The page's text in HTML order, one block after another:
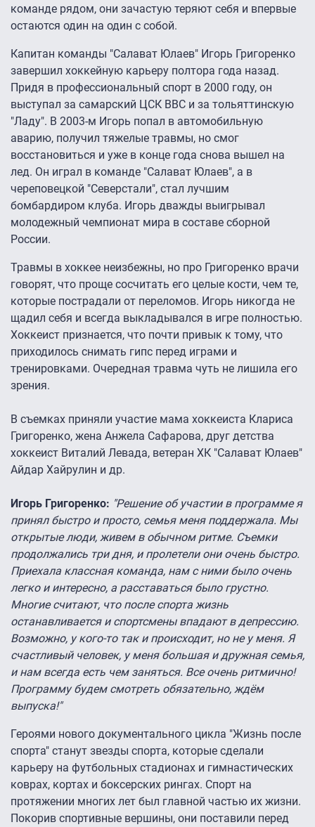
команде рядом, они зачастую теряют себя и впервые
остаются один на один с собой.
Капитан команды "Салават Юлаев" Игорь Григоренко
завершил хоккейную карьеру полтора года назад.
Придя в профессиональный спорт в 2000 году, он
выступал за самарский ЦСК ВВС и за тольяттинскую
"Ладу". В 2003-м Игорь попал в автомобильную
аварию, получил тяжелые травмы, но смог
восстановиться и уже в конце года снова вышел на
лед. Он играл в команде "Салават Юлаев", а в
череповецкой "Северстали", стал лучшим
бомбардиром клуба. Игорь дважды выигрывал
молодежный чемпионат мира в составе сборной
России.
Травмы в хоккее неизбежны, но про Григоренко врачи
говорят, что проще сосчитать его целые кости, чем те,
которые пострадали от переломов. Игорь никогда не
щадил себя и всегда выкладывался в игре полностью.
Хоккеист признается, что почти привык к тому, что
приходилось снимать гипс перед играми и
тренировками. Очередная травма чуть не лишила его
зрения.
В съемках приняли участие мама хоккеиста Клариса
Григоренко, жена Анжела Сафарова, друг детства
хоккеист Виталий Левада, ветеран ХК "Салават Юлаев"
Айдар Хайрулин и др.
Игорь Григоренко: "Решение об участии в программе я
принял быстро и просто, семья меня поддержала. Мы
открытые люди, живем в обычном ритме. Съемки
продолжались три дня, и пролетели они очень быстро.
Приехала классная команда, нам с ними было очень
легко и интересно, а расставаться было грустно.
Многие считают, что после спорта жизнь
останавливается и спортсмены впадают в депрессию.
Возможно, у кого-то так и происходит, но не у меня. Я
счастливый человек, у меня большая и дружная семья,
и нам всегда есть чем заняться. Все очень ритмично!
Программу будем смотреть обязательно, ждём
выпуска!"
Героями нового документального цикла "Жизнь после
спорта" станут звезды спорта, которые сделали
карьеру на футбольных стадионах и гимнастических
коврах, кортах и боксерских рингах. Спорт на
протяжении многих лет был главной частью их жизни.
Покорив спортивные вершины, они поставили перед